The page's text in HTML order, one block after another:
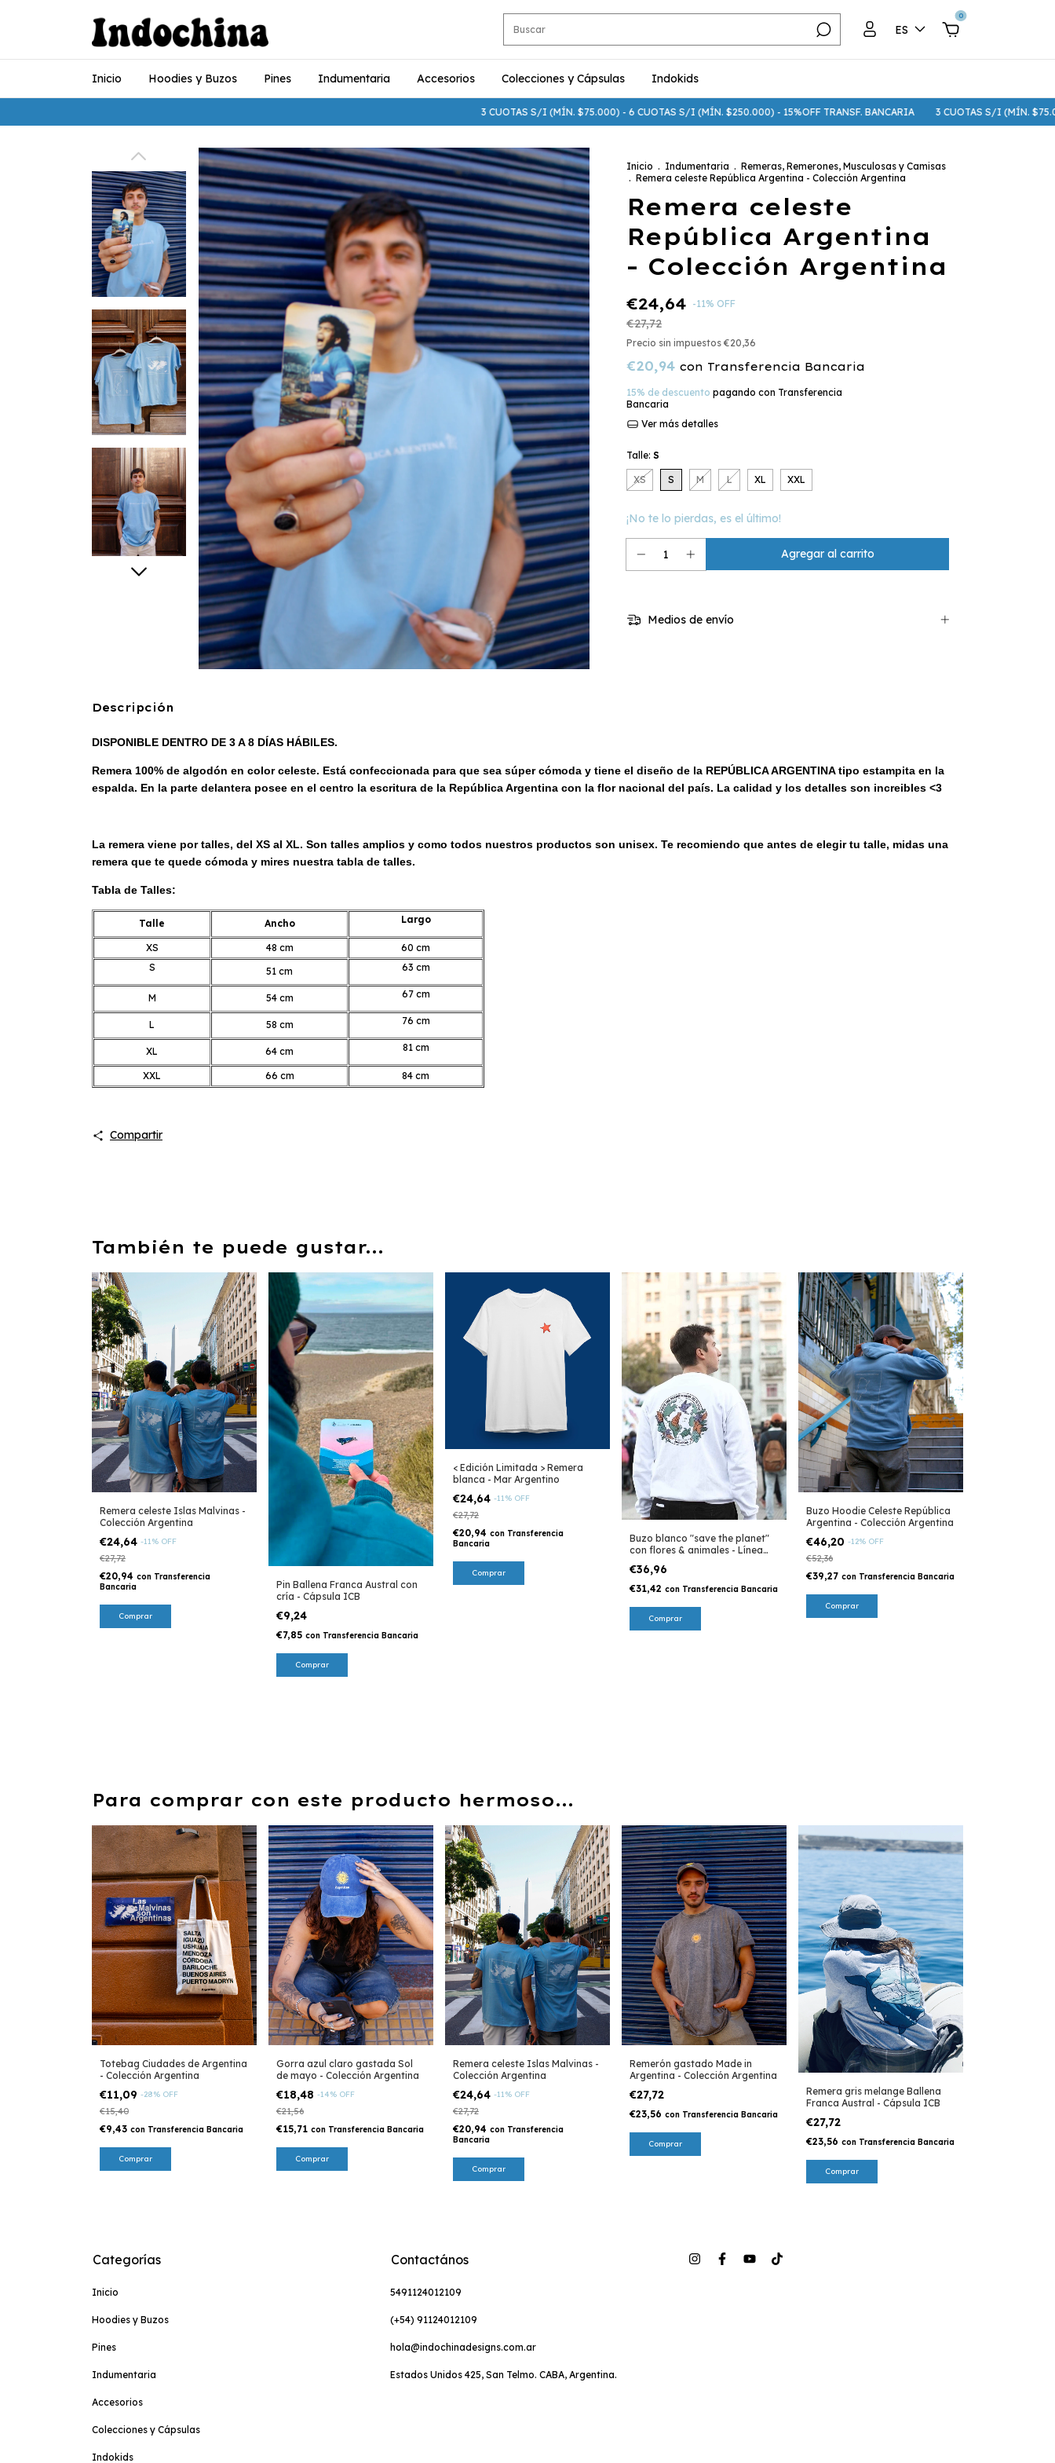
ES
0
Inicio Hoodies y Buzos Pines Indumentaria Accesorios Colecciones y Cápsulas Indokids
3 CUOTAS S/I (MÍN. $75.000) - 6 CUOTAS S/I (MÍN. $250.000) - 15%OFF TRANSF. BANCARIA 3 CUOTAS S/I (MÍN. $75.000) - 6
Inicio . Indumentaria . Remeras, Remerones, Musculosas y Camisas
. Remera celeste República Argentina - Colección Argentina
Remera celeste
República Argentina
- Colección Argentina
€24,64 -11% OFF
€27,72
Precio sin impuestos €20,36
€20,94 con Transferencia Bancaria
15% de descuento pagando con Transferencia
Bancaria
Ver más detalles
Talle: S
XS S M L XL XXL
¡No te lo pierdas, es el último!
Medios de envío
Descripción
DISPONIBLE DENTRO DE 3 A 8 DÍAS HÁBILES.
Remera 100% de algodón en color celeste. Está confeccionada para que sea súper cómoda y tiene el diseño de la REPÚBLICA ARGENTINA tipo estampita en la
espalda. En la parte delantera posee en el centro la escritura de la República Argentina con la flor nacional del país. La calidad y los detalles son increibles <3
La remera viene por talles, del XS al XL. Son talles amplios y como todos nuestros productos son unisex. Te recomiendo que antes de elegir tu talle, midas una
remera que te quede cómoda y mires nuestra tabla de talles.
Tabla de Talles:
Talle Ancho Largo
XS 48 cm
60 cm
S
51 cm 63 cm
M 54 cm 67 cm
L 58 cm 76 cm
XL 64 cm 81 cm
XXL 66 cm 84 cm
Compartir
También te puede gustar...
Remera celeste Islas Malvinas -
Colección Argentina
€24,64 -11% OFF
€27,72
€20,94 con Transferencia
Bancaria
Comprar
Pin Ballena Franca Austral con
cría - Cápsula ICB
€9,24
€7,85 con Transferencia Bancaria
< Edición Limitada > Remera
blanca - Mar Argentino
€24,64 -11 % OFF
€27,72
€20,94 con Transferencia
Bancaria
Comprar
Buzo blanco "save the planet"
con flores & animales - Línea
€36,96
€31,42 con Transferencia Bancaria
Comprar
Buzo Hoodie Celeste República
Argentina - Colección Argentina
€46,20 -12% OFF
€52,36
€39,27 con Transferencia Bancaria
Comprar
Para comprar con este producto hermoso...
Totebag Ciudades de Argentina
- Colección Argentina
€11,09 -28% OFF
€15,40
€9,43 con Transferencia Bancaria
Gorra azul claro gastada Sol
de mayo - Colección Argentina
€18,48 -14% OFF
€21,56
€15,71 con Transferencia Bancaria
Remera celeste Islas Malvinas -
Colección Argentina
€24,64 -11% OFF
€27,72
€20,94 con Transferencia
Bancaria
Comprar
Remerón gastado Made in
Argentina - Colección Argentina
€27,72
€23,56 con Transferencia Bancaria
Remera gris melange Ballena
Franca Austral - Cápsula ICB
€27,72
€23,56 con Transferencia Bancaria
Comprar
Categorías
Inicio
Hoodies y Buzos
Pines
Indumentaria
Accesorios
Colecciones y Cápsulas
Indokids
Contactános
5491124012109
(+54) 91124012109
hola@indochinadesigns.com.ar
Estados Unidos 425, San Telmo. CABA, Argentina.